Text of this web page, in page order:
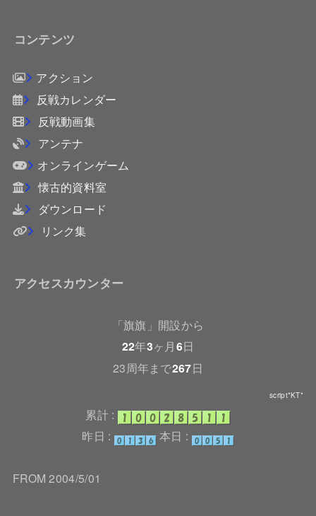
コンテンツ
アクション
反戦カレンダー
反戦動画集
アンテナ
オンラインゲーム
懐古的資料室
ダウンロード
リンク集
アクセスカウンター
「旗旗」開設から
22年3ヶ月6日
23周年まで267日
script*KT*
累計 :
昨日 :
本日 :
FROM 2004/5/01